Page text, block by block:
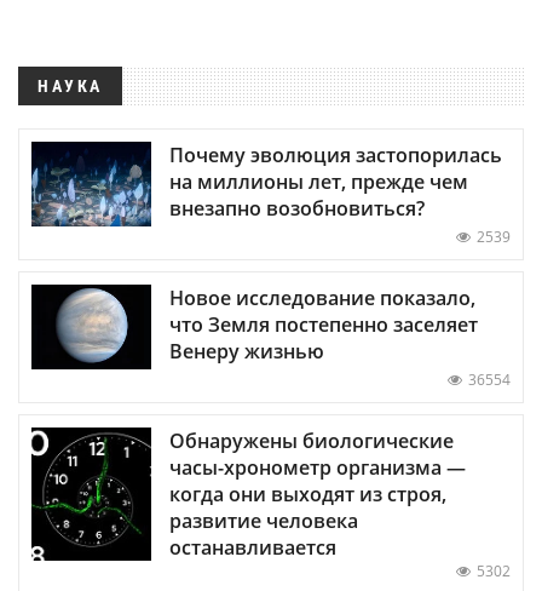
НАУКА
Почему эволюция застопорилась
на миллионы лет, прежде чем
внезапно возобновиться?
2539
Новое исследование показало,
что Земля постепенно заселяет
Венеру жизнью
36554
Обнаружены биологические
часы-хронометр организма —
когда они выходят из строя,
развитие человека
останавливается
5302